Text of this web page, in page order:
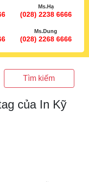
Ms.Hạ
(028) 2238 6666
Ms.Dung
(028) 2268 6666
Tìm kiếm
của In Kỹ